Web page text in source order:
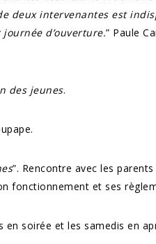
deux intervenantes est
d’ouverture.” Paule
des jeunes.
”. Rencontre avec les
fonctionnement et ses
en soirée et les samedis en